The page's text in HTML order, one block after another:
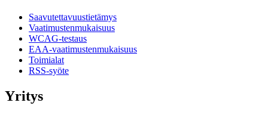
Saavutettavuustietämys
Vaatimustenmukaisuus
WCAG-testaus
EAA-vaatimustenmukaisuus
Toimialat
RSS-syöte
Yritys